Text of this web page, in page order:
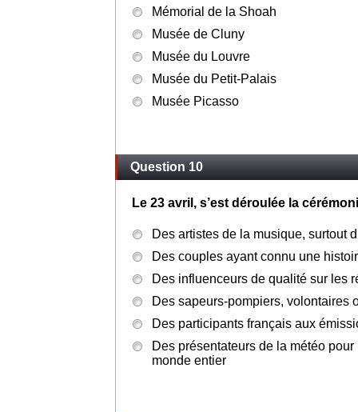
Jusqu’au 19 juillet, où faut-il aller à
Autoportrait au chien noir » (1842),
Centre national d'art et de culture
Mémorial de la Shoah
Musée de Cluny
Musée Picasso
Question 10
Le 23 avril, s’est déroulée la
Des artistes de la musique, surtout
Des couples ayant connu une
Des influenceurs de qualité sur les
Des sapeurs-pompiers, volontaires